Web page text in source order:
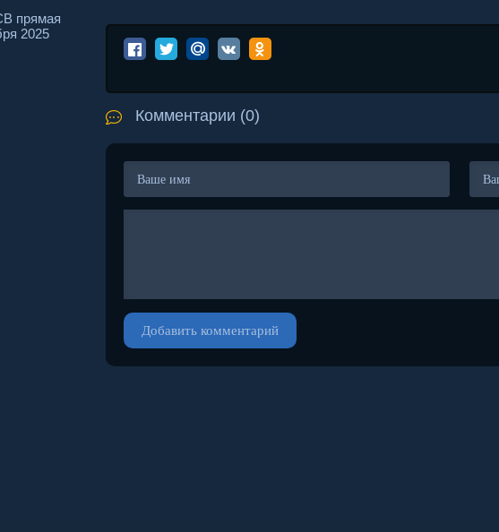
прямая
2025
Комментарии (0)
Добавить комментарий